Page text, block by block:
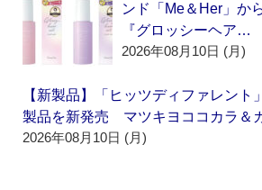
ンド「Me＆Her」か
『グロッシーヘア…
2026年08月10日 (月)
【新製品】「ヒッツディファレント
製品を新発売 マツキヨココカラ＆
2026年08月10日 (月)